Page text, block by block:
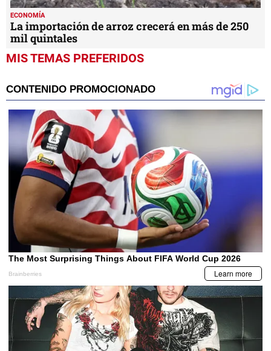
ECONOMÍA
La importación de arroz crecerá en más de 250
mil quintales
MIS TEMAS PREFERIDOS